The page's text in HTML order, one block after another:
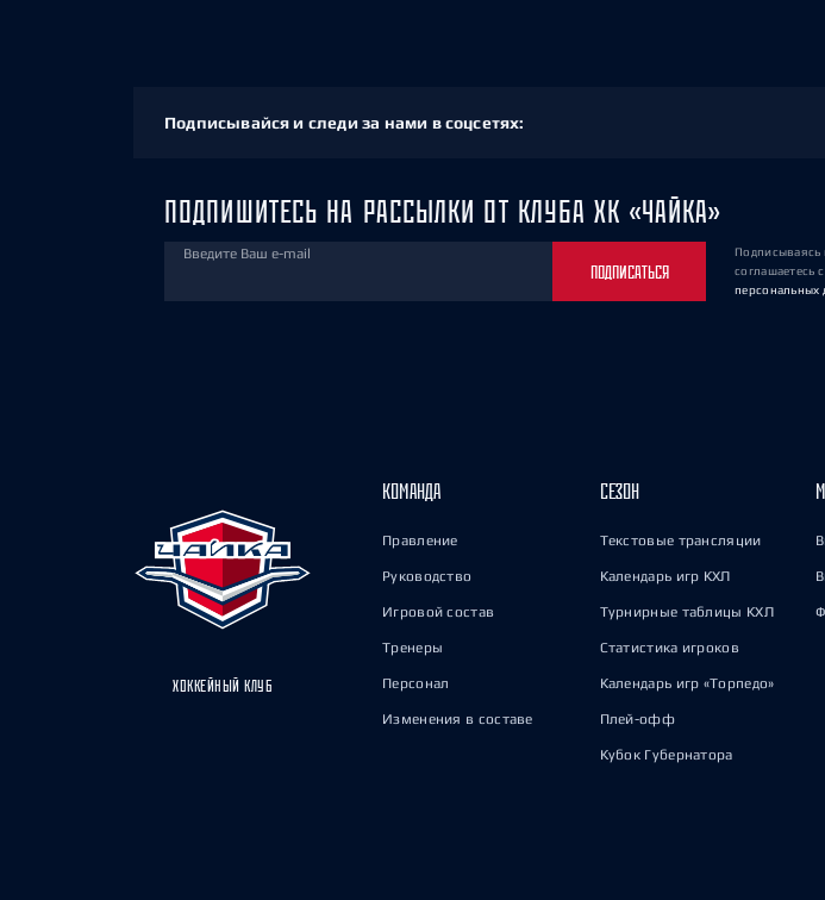
Подписывайся и следи за нами в соцсетях:
ПОДПИШИТЕСЬ НА РАССЫЛКИ ОТ КЛУБА ХК «ЧАЙКА»
Введите Ваш e-mail
ПОДПИСАТЬСЯ
Подписываясь
соглашаетесь с
персональных
ХОККЕЙНЫЙ КЛУБ
КОМАНДА
Правление
Руководство
Игровой состав
Тренеры
Персонал
Изменения в составе
СЕЗОН
Текстовые трансляции
Календарь игр КХЛ
Турнирные таблицы КХЛ
Статистика игроков
Календарь игр «Торпедо»
Плей-офф
Кубок Губернатора